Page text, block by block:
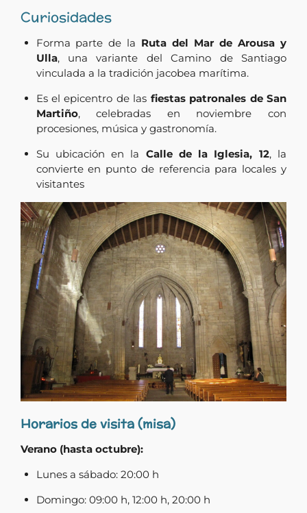
Curiosidades
Forma parte de la Ruta del Mar de Arousa y
Ulla, una variante del Camino de Santiago
vinculada a la tradición jacobea marítima.
Es el epicentro de las fiestas patronales de San
Martiño, celebradas en noviembre con
procesiones, música y gastronomía.
Su ubicación en la Calle de la Iglesia, 12, la
convierte en punto de referencia para locales y
visitantes
Horarios de visita (misa)
Verano (hasta octubre):
Lunes a sábado: 20:00 h
Domingo: 09:00 h, 12:00 h, 20:00 h